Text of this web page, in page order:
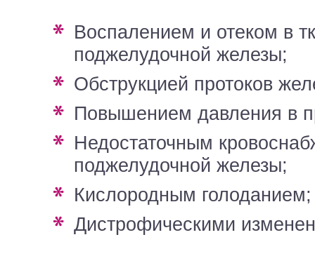
воспалением и отеком в тканях
поджелудочной железы;
обструкцией протоков
повышением давления в
недостаточным кровоснабжением
поджелудочной железы;
кислородным голоданием;
дистрофическими